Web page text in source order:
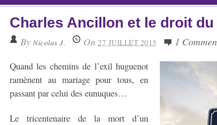
Charles Ancillon et le droit
By Nicolas J. On 27 JUILLET 2015 1
Quand les chemins de l’exil huguenot
ramènent au mariage pour tous, en
passant par celui des eunuques…
Le tricentenaire de la mort d’un